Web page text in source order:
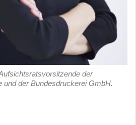
der
und der Bundesdruckerei GmbH.